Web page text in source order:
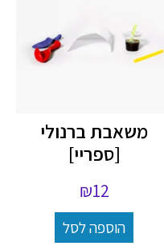
משאבת ברנולי
[ספריי]
₪12
הוספה לסל